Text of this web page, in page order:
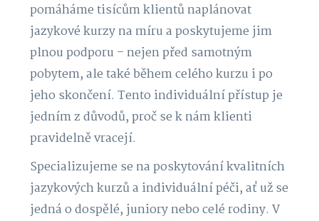
pomáháme tisícům klientů naplánovat
jazykové kurzy na míru a poskytujeme jim
plnou podporu – nejen před samotným
pobytem, ale také během celého kurzu i po
jeho skončení. Tento individuální přístup je
jedním z důvodů, proč se k nám klienti
pravidelně vracejí.
Specializujeme se na poskytování kvalitních
jazykových kurzů a individuální péči, ať už se
jedná o dospělé, juniory nebo celé rodiny. V